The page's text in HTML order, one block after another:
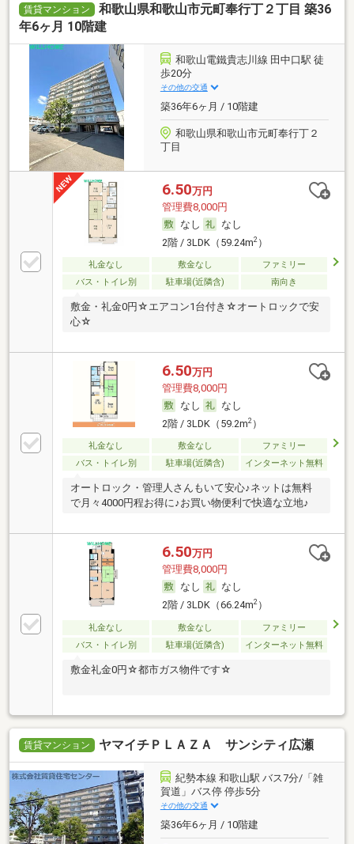
賃貸マンション
和歌山県和歌山市元町奉行丁２丁目 築36
年6ヶ月 10階建
和歌山電鐵貴志川線 田中口駅 徒
歩20分
その他の交通
築36年6ヶ月 / 10階建
和歌山県和歌山市元町奉行丁２
丁目
6.50万円
管理費8,000円
なし
なし
2階 / 3LDK（59.24m2）
礼金なし 敷金なし
ファミリー
バス・トイレ別
駐車場(近隣含) 南向き
敷金・礼金0円☆エアコン1台付き☆オートロックで安
心☆
6.50万円
管理費8,000円
なし
なし
2階 / 3LDK（59.2m2）
礼金なし 敷金なし
ファミリー
バス・トイレ別
駐車場(近隣含) インターネット無料
オートロック・管理人さんもいて安心♪ネットは無料
で月々4000円程お得に♪お買い物便利で快適な立地♪
6.50万円
管理費8,000円
なし
なし
2階 / 3LDK（66.24m2）
礼金なし 敷金なし
ファミリー
バス・トイレ別
駐車場(近隣含) インターネット無料
敷金礼金0円☆都市ガス物件です☆
賃貸マンション ヤマイチＰＬＡＺＡ サンシティ広瀬
紀勢本線 和歌山駅 バス7分/「雑
賀道」バス停 停歩5分
その他の交通
築36年6ヶ月 / 10階建